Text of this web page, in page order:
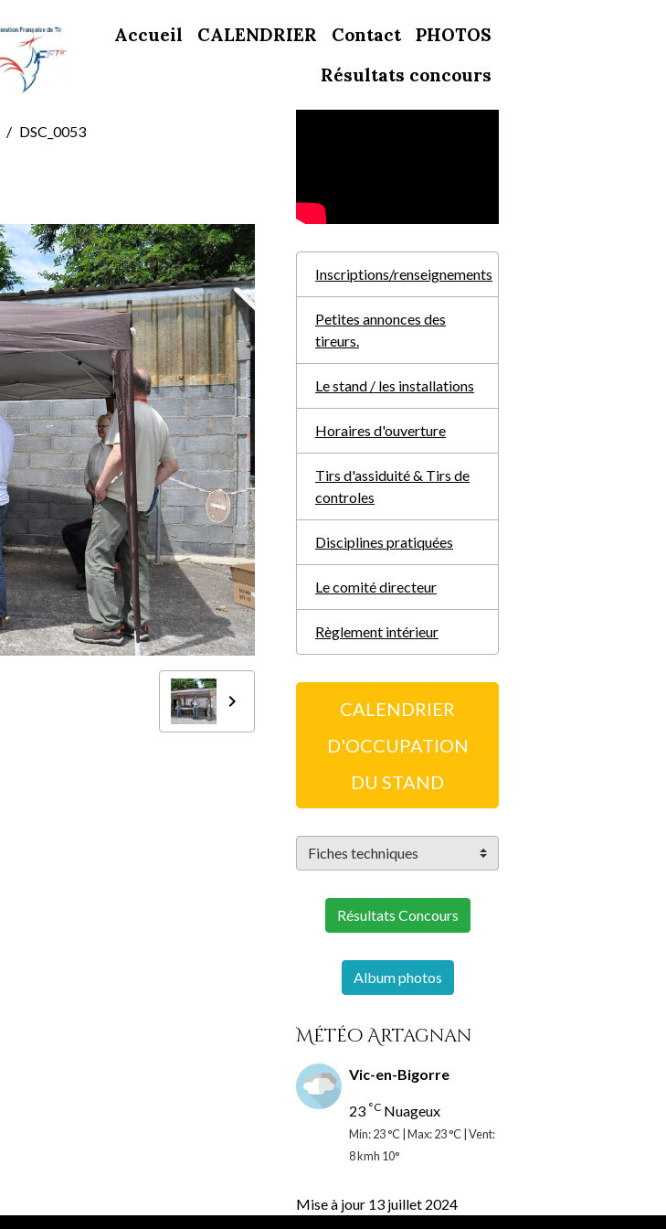
Accueil CALENDRIER Contact
PHOTOS
Résultats concours
DSC_0053
Inscriptions/renseignements
Petites annonces des
tireurs.
Le stand / les installations
Horaires d'ouverture
Tirs d'assiduité & Tirs de
controles
Disciplines pratiquées
Le comité directeur
Règlement intérieur
CALENDRIER
D'OCCUPATION
DU STAND
Résultats Concours
Album photos
Météo Artagnan
Vic-en-Bigorre
23 °C Nuageux
Min: 23 °C | Max: 23 °C | Vent:
8 kmh 10°
Mise à jour 13 juillet 2024